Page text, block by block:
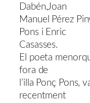
Dabén,Joan
Manuel Pérez
Pons i Enric
Casasses.
El poeta
fora de
l’illa Ponç Pons,
recentment